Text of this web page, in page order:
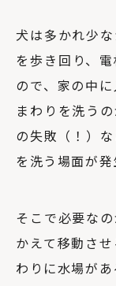
犬は多かれ少
を歩き回り、
ので、家の中
まわりを洗う
の失敗（！）
を洗う場面が発
そこで必要な
かえて移動さ
わりに水場があ